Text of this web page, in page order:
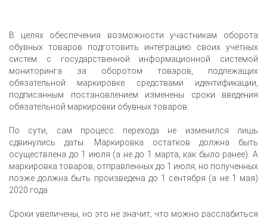
В целях обеспечения возможности участникам оборота
обувных товаров подготовить интеграцию своих учётных
систем с государственной информационной системой
мониторинга за оборотом товаров, подлежащих
обязательной маркировке средствами идентификации,
подписанным постановлением изменены сроки введения
обязательной маркировки обувных товаров.
По сути, сам процесс перехода не изменился лишь
сдвинулись даты. Маркировка остатков должна быть
осуществлена до 1 июля (а не до 1 марта, как было ранее). А
маркировка товаров, отправленных до 1 июля, но полученных
позже должна быть произведена до 1 сентября (а не 1 мая)
2020 года.
Сроки увеличены, но это не значит, что можно расслабиться